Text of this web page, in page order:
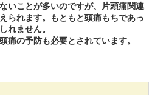
いことが多いのですが、片頭痛関連
られます。もともと頭痛もちであっ
れません。
痛の予防も必要とされています。